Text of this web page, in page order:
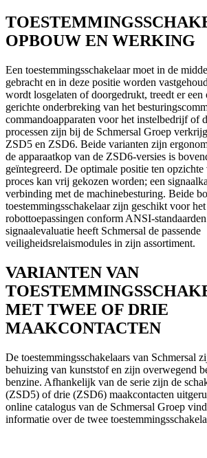
OPBOUW EN WERKING
Een toestemmingsschakelaar moet in de
gebracht en in deze positie worden
wordt losgelaten of doorgedrukt, treedt er
gerichte onderbreking van het
commandoapparaten voor het instelbedrijf of
processen zijn bij de Schmersal Groep
ZSD5 en ZSD6. Beide varianten zijn
de apparaatkop van de ZSD6-versies is
geïntegreerd. De optimale positie ten
proces kan vrij gekozen worden; een
verbinding met de machinebesturing. Beide
toestemmingsschakelaar zijn geschikt voor
robottoepassingen conform ANSI-
signaalevaluatie heeft Schmersal de passende
veiligheidsrelaismodules in zijn assortiment.
VARIANTEN VAN
MET TWEE OF DRIE
MAAKCONTACTEN
De toestemmingsschakelaars van Schmersal
behuizing van kunststof en zijn overwegend
benzine. Afhankelijk van de serie zijn de
(ZSD5) of drie (ZSD6) maakcontacten
online catalogus van de Schmersal Groep
informatie over de twee